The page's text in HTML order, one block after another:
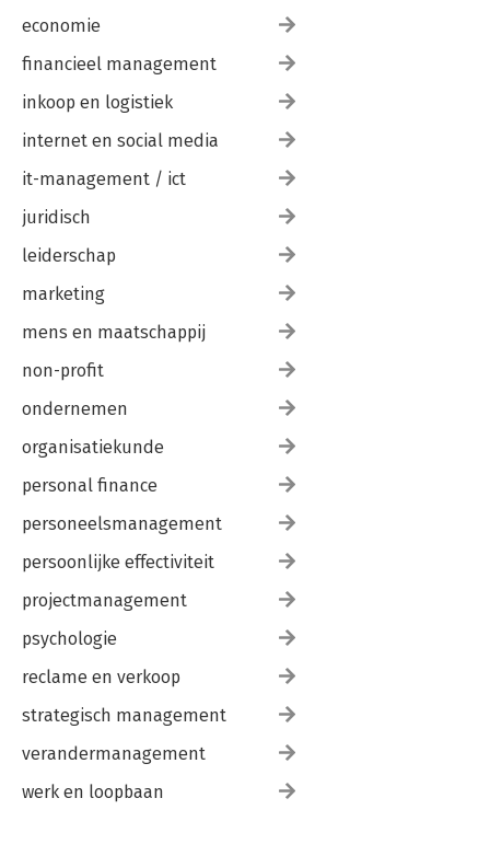
economie
financieel management
inkoop en logistiek
internet en social media
it-management / ict
juridisch
leiderschap
marketing
mens en maatschappij
non-profit
ondernemen
organisatiekunde
personal finance
personeelsmanagement
persoonlijke effectiviteit
projectmanagement
psychologie
reclame en verkoop
strategisch management
verandermanagement
werk en loopbaan